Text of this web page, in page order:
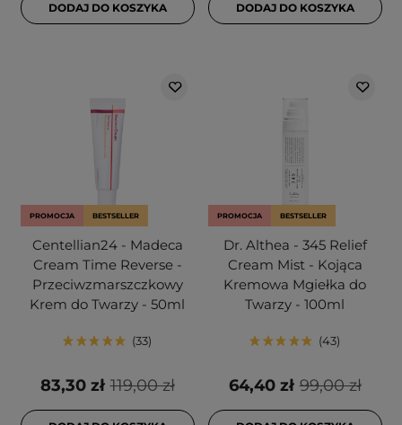
DODAJ DO KOSZYKA DODAJ DO KOSZYKA
PROMOCJA BESTSELLER
Centellian24 - Madeca
Cream Time Reverse -
Przeciwzmarszczkowy
Krem do Twarzy - 50ml
33
119,00 zł
83,30 zł
PROMOCJA BESTSELLER
Dr. Althea - 345 Relief
Cream Mist - Kojąca
Kremowa Mgiełka do
Twarzy - 100ml
43
99,00 zł
64,40 zł